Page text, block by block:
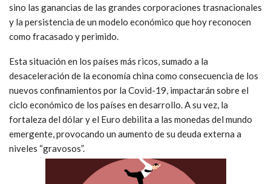
sino las ganancias de las grandes corporaciones trasnacionales
y la persistencia de un modelo económico que hoy reconocen
como fracasado y perimido.
Esta situación en los países más ricos, sumado a la
desaceleración de la economía china como consecuencia de los
nuevos confinamientos por la Covid-19, impactarán sobre el
ciclo económico de los países en desarrollo. A su vez, la
fortaleza del dólar y el Euro debilita a las monedas del mundo
emergente, provocando un aumento de su deuda externa a
niveles “gravosos”.